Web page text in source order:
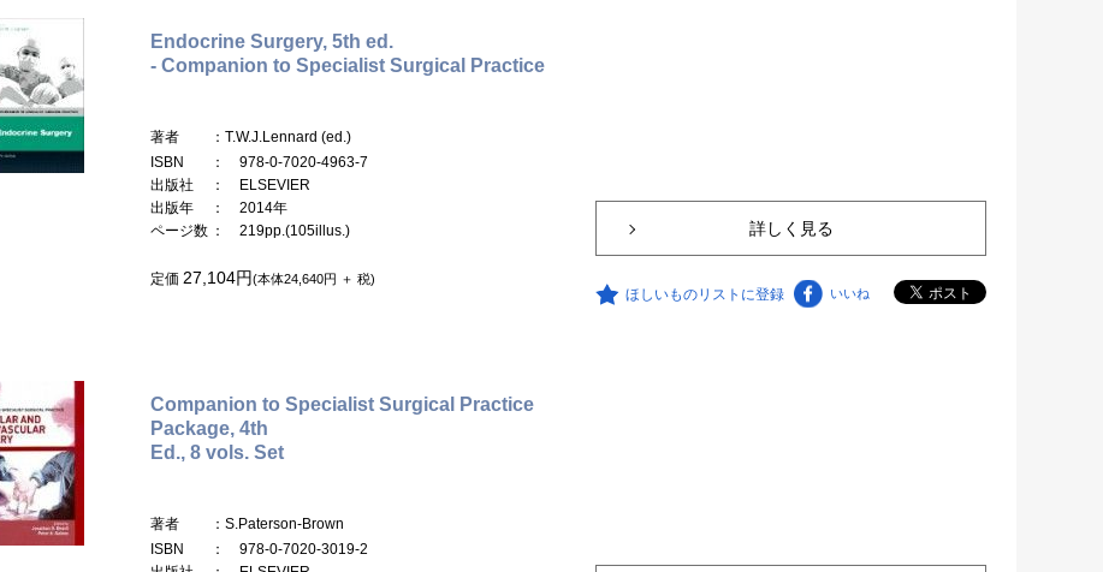
Endocrine Surgery, 5th ed.
- Companion to Specialist Surgical Practice
著者
：T.W.J.Lennard (ed.)
ISBN
： 978-0-7020-4963-7
出版社
： ELSEVIER
出版年
： 2014年
ページ数 ： 219pp.(105illus.)
定価 27,104円(本体24,640円 ＋ 税)
詳しく見る
ほしいものリストに登録 いいね
Companion to Specialist Surgical Practice
Package, 4th
Ed., 8 vols. Set
著者
：S.Paterson-Brown
ISBN
： 978-0-7020-3019-2